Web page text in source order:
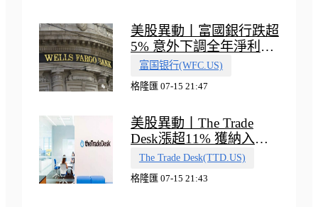
美股異動丨富國銀行跌超
5% 意外下調全年淨利息
收入指引
富国银行(WFC.US)
格隆匯 07-15 21:47
美股異動丨The Trade
Desk漲超11% 獲納入標
普500指數
The Trade Desk(TTD.US)
格隆匯 07-15 21:43